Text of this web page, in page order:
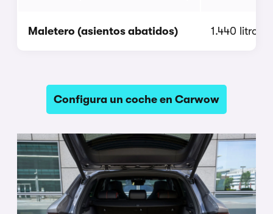
Maletero (asientos abatidos) 1.440 litros
Configura un coche en Carwow